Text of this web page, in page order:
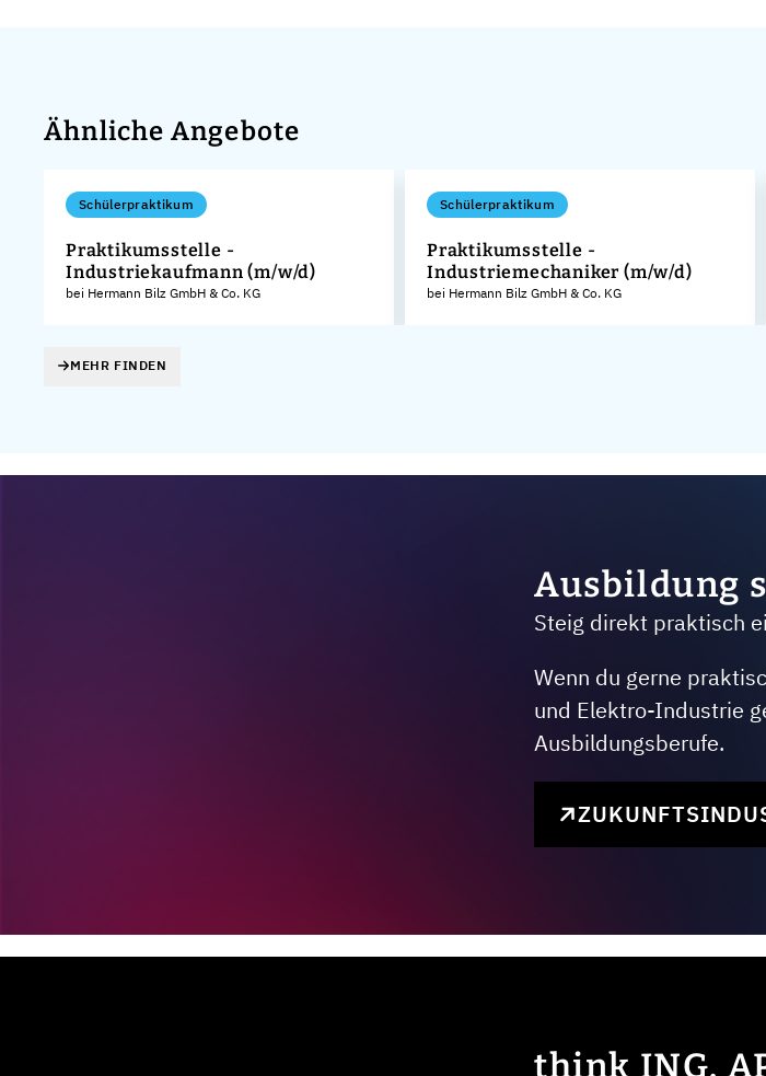
Ähnliche Angebote
Schülerpraktikum
Praktikumsstelle -
Industriekaufmann (m/w/d)
bei Hermann Bilz GmbH & Co. KG
Schülerpraktikum
Praktikumsstelle -
Industriemechaniker (m/w/d)
bei Hermann Bilz GmbH & Co. KG
MEHR FINDEN
Ausbildung
Steig direkt praktisch
Wenn du gerne
und Elektro-Industrie
Ausbildungsberufe.
think ING.